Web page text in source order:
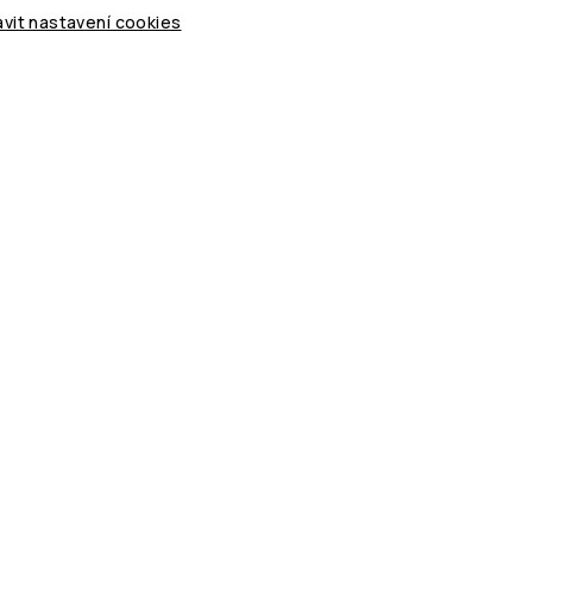
nastavení cookies